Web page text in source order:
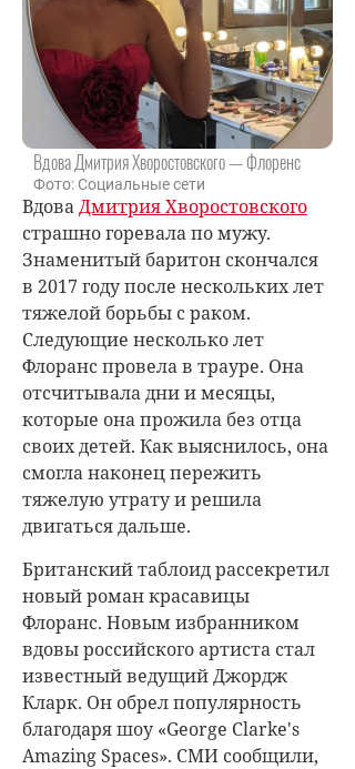
Вдова Дмитрия Хворостовского — Флоренс
Фото: Социальные сети
ВдоваДмитрия Хворостовского
страшно горевала по мужу.
Знаменитый баритон скончался
в 2017 году после нескольких лет
тяжелой борьбы с раком.
Следующие несколько лет
Флоранс провела в трауре. Она
отсчитывала дни и месяцы,
которые она прожила без отца
своих детей. Как выяснилось, она
смогла наконец пережить
тяжелую утрату и решила
двигаться дальше.
Британский таблоид рассекретил
новый роман красавицы
Флоранс. Новым избранником
вдовы российского артиста стал
известный ведущий Джордж
Кларк. Он обрел популярность
благодаря шоу «George Clarke's
Amazing Spaces». СМИ сообщили,